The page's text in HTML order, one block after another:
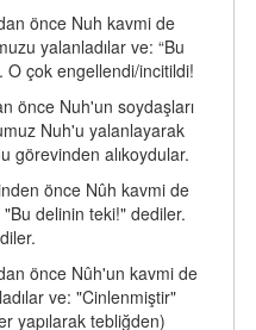
önce Nuh kavmi de
yalanladılar ve: “Bu
O çok engellendi/incitildi!
önce Nuh'un soydaşları
Nuh'u yalanlayarak
görevinden alıkoydular.
önce Nûh kavmi de
"Bu delinin teki!" dediler.
önce Nûh'un kavmi de
ve: "Cinlenmiştir"
yapılarak tebliğden)